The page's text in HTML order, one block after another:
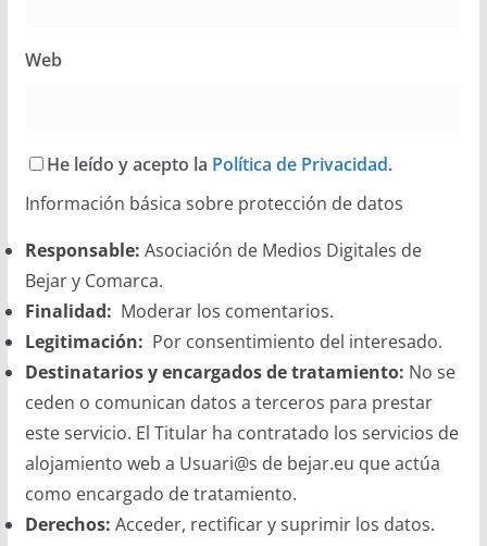
Web
He leído y acepto la Política de Privacidad.
Información básica sobre protección de datos
Responsable: Asociación de Medios Digitales de
Bejar y Comarca.
Finalidad: Moderar los comentarios.
Legitimación: Por consentimiento del interesado.
Destinatarios y encargados de tratamiento: No se
ceden o comunican datos a terceros para prestar
este servicio. El Titular ha contratado los servicios de
alojamiento web a Usuari@s de bejar.eu que actúa
como encargado de tratamiento.
Derechos: Acceder, rectificar y suprimir los datos.